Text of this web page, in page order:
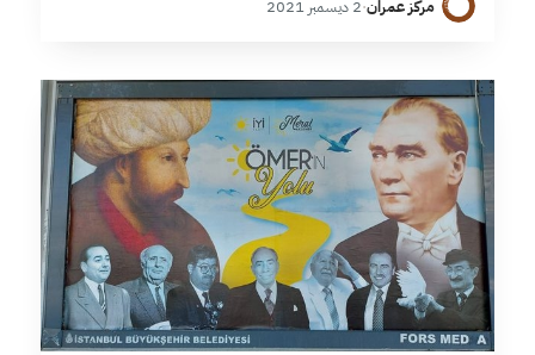
والزواج، تُثار مخاوف…
مركز عمران·2 ديسمبر 2021